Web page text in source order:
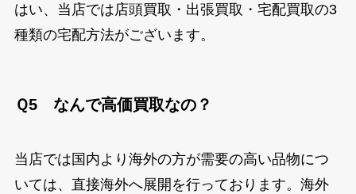
はい、当店では店頭買取・出張買取・宅配買取の3
種類の宅配方法がございます。
Ｑ5 なんで高価買取なの？
当店では国内より海外の方が需要の高い品物につ
いては、直接海外へ展開を行っております。海外